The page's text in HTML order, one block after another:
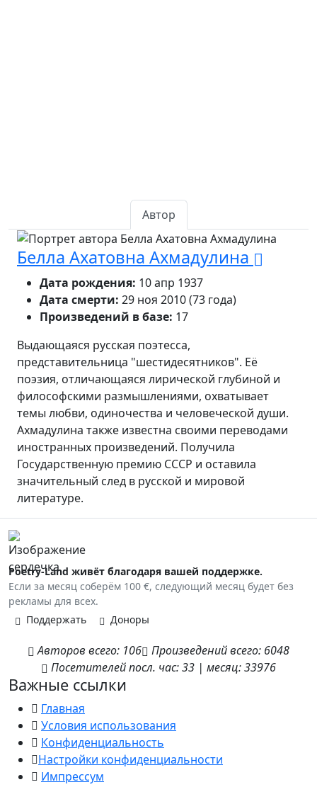
Автор
Белла Ахатовна Ахмадулина
Дата рождения: 10 апр 1937
Дата смерти: 29 ноя 2010 (73 года)
Произведений в базе: 17
Выдающаяся русская поэтесса,
представительница "шестидесятников". Её
поэзия, отличающаяся лирической глубиной и
философскими размышлениями, охватывает
темы любви, одиночества и человеческой души.
Ахмадулина также известна своими переводами
иностранных произведений. Получила
Государственную премию СССР и оставила
значительный след в русской и мировой
литературе.
Poetry-Land живёт благодаря вашей поддержке.
Если за месяц соберём 100 €, следующий месяц будет без
рекламы для всех.
Поддержать
Доноры
Автороввсего: 106 Произведенийвсего: 6048
Посетителейпосл. час:33 | месяц:33976
Важные ссылки
Главная
Условия использования
Конфиденциальность
Настройки конфиденциальности
Импрессум